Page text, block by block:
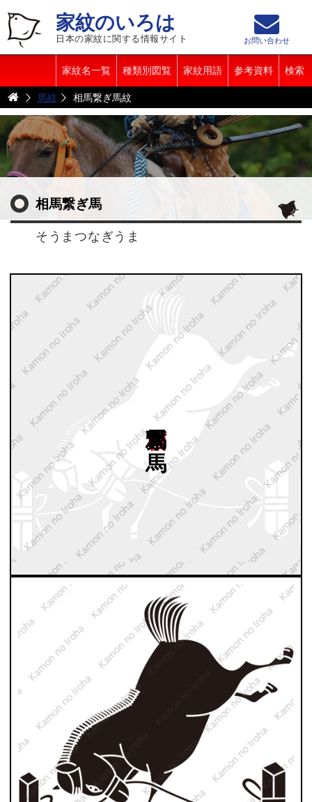
家紋のいろは
日本の家紋に関する情報サイト
家紋名一覧 種類別図覧 家紋用語 参考資料 検索
お問い合わせ
馬紋 相馬繋ぎ馬紋
相馬繋ぎ馬
そうまつなぎうま
馬